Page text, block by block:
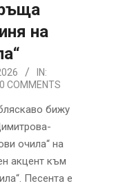
на
IN:
0 COMMENTS
бижу
очила“ на
акцент към
Песента е